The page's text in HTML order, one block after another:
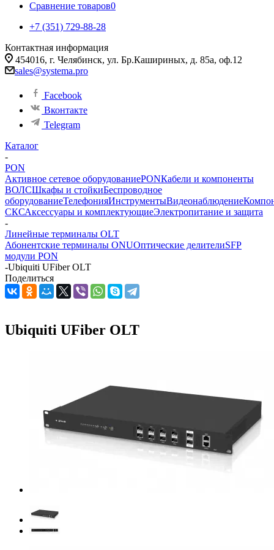
Сравнение товаров0
+7 (351) 729-88-28
Контактная информация
454016, г. Челябинск, ул. Бр.Кашириных, д. 85а, оф.12
sales@systema.pro
Facebook
Вконтакте
Telegram
Каталог
-
PON
Активное сетевое оборудованиеPONКабели и компоненты
ВОЛСШкафы и стойкиБеспроводное
оборудованиеТелефонияИнструментыВидеонаблюдение
СКСАксессуары и комплектующиеЭлектропитание и защита
-
Линейные терминалы OLT
Абонентские терминалы ONUОптические делителиSFP
модули PON
-Ubiquiti UFiber OLT
Поделиться
Ubiquiti UFiber OLT